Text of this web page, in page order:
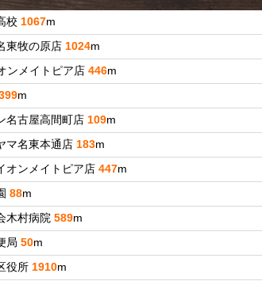
校 1067m
東牧の原店 1024m
ンメイトピア店 446m
m
名古屋高間町店 109m
マ名東本通店 183m
オンメイトピア店 447m
88m
木村病院 589m
局 50m
役所 1910m